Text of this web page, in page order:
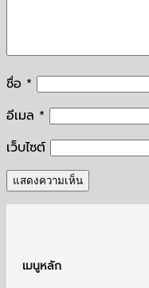
ชื่อ *
อีเมล *
เว็บไซต์
เมนูหลัก